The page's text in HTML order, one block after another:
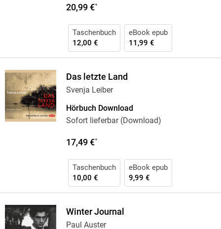
20,99 €*
Taschenbuch
12,00 €
eBook epub
11,99 €
Das letzte Land
Svenja Leiber
Hörbuch Download
Sofort lieferbar (Download)
17,49 €*
Taschenbuch
10,00 €
eBook epub
9,99 €
Winter Journal
Paul Auster